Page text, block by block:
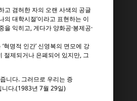
고 겸허한 자의 오랜 사색의 공글
대학시절’이라고 표현하는 이
익히고, 게다가 양화공·봉제공·
명적 인간’ 신영복의 면모에 강
절제되거나 은폐되어 있지만, 그
니다. 그러므로 우리는 증
니다.(1983년 7월 29일)